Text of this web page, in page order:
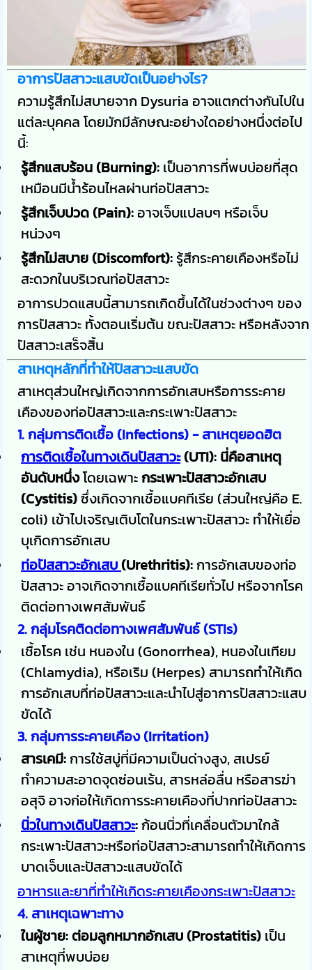
อาการปัสสาวะแสบขัดเป็นอย่างไร?
ความรู้สึกไม่สบายจาก Dysuria อาจแตกต่างกันไปใน
แต่ละบุคคล โดยมักมีลักษณะอย่างใดอย่างหนึ่งต่อไป
นี้:
รู้สึกแสบร้อน (Burning): เป็นอาการที่พบบ่อยที่สุด
เหมือนมีน้ำร้อนไหลผ่านท่อปัสสาวะ
รู้สึกเจ็บปวด (Pain): อาจเจ็บแปลบๆ หรือเจ็บ
หน่วงๆ
รู้สึกไม่สบาย (Discomfort): รู้สึกระคายเคืองหรือไม่
สะดวกในบริเวณท่อปัสสาวะ
อาการปวดแสบนี้สามารถเกิดขึ้นได้ในช่วงต่างๆ ของ
การปัสสาวะ ทั้งตอนเริ่มต้น ขณะปัสสาวะ หรือหลังจาก
ปัสสาวะเสร็จสิ้น
สาเหตุหลักที่ทำให้ปัสสาวะแสบขัด
สาเหตุส่วนใหญ่เกิดจากการอักเสบหรือการระคาย
เคืองของท่อปัสสาวะและกระเพาะปัสสาวะ
1. กลุ่มการติดเชื้อ (Infections) - สาเหตุยอดฮิต
การติดเชื้อในทางเดินปัสสาวะ(UTI): นี่คือสาเหตุ
อันดับหนึ่งโดยเฉพาะกระเพาะปัสสาวะอักเสบ
(Cystitis)ซึ่งเกิดจากเชื้อแบคทีเรีย (ส่วนใหญ่คือ E.
coli) เข้าไปเจริญเติบโตในกระเพาะปัสสาวะ ทำให้เยื่อ
บุเกิดการอักเสบ
ท่อปัสสาวะอักเสบ(Urethritis):การอักเสบของท่อ
ปัสสาวะ อาจเกิดจากเชื้อแบคทีเรียทั่วไป หรือจากโรค
ติดต่อทางเพศสัมพันธ์
2. กลุ่มโรคติดต่อทางเพศสัมพันธ์ (STIs)
เชื้อโรค เช่น หนองใน (Gonorrhea), หนองในเทียม
(Chlamydia), หรือเริม (Herpes) สามารถทำให้เกิด
การอักเสบที่ท่อปัสสาวะและนำไปสู่อาการปัสสาวะแสบ
ขัดได้
3. กลุ่มการระคายเคือง (Irritation)
สารเคมี:การใช้สบู่ที่มีความเป็นด่างสูง, สเปรย์
ทำความสะอาดจุดซ่อนเร้น, สารหล่อลื่น หรือสารฆ่า
อสุจิ อาจก่อให้เกิดการระคายเคืองที่ปากท่อปัสสาวะ
นิ่วในทางเดินปัสสาวะ:ก้อนนิ่วที่เคลื่อนตัวมาใกล้
กระเพาะปัสสาวะหรือท่อปัสสาวะสามารถทำให้เกิดการ
บาดเจ็บและปัสสาวะแสบขัดได้
อาหารและยาที่ทำให้เกิดระคายเคืองกระเพาะปัสสาวะ
4. สาเหตุเฉพาะทาง
ในผู้ชาย:ต่อมลูกหมากอักเสบ (Prostatitis) เป็น
สาเหตุที่พบบ่อย